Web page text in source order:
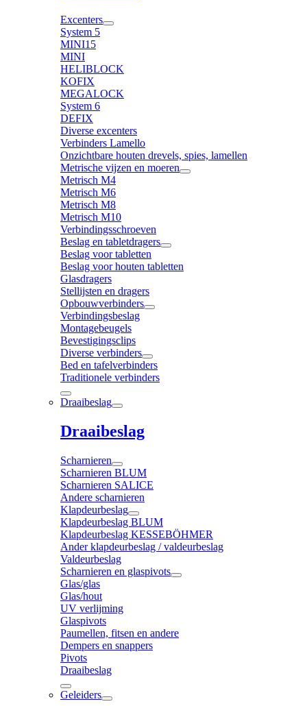
Excenters
System 5
MINI15
MINI
HELIBLOCK
KOFIX
MEGALOCK
System 6
DEFIX
Diverse excenters
Verbinders Lamello
Onzichtbare houten drevels, spies, lamellen
Metrische vijzen en moeren
Metrisch M4
Metrisch M6
Metrisch M8
Metrisch M10
Verbindingsschroeven
Beslag en tabletdragers
Beslag voor tabletten
Beslag voor houten tabletten
Glasdragers
Stellijsten en dragers
Opbouwverbinders
Verbindingsbeslag
Montagebeugels
Bevestigingsclips
Diverse verbinders
Bed en tafelverbinders
Traditionele verbinders
Draaibeslag
Draaibeslag
Scharnieren
Scharnieren BLUM
Scharnieren SALICE
Andere scharnieren
Klapdeurbeslag
Klapdeurbeslag BLUM
Klapdeurbeslag KESSEBÖHMER
Ander klapdeurbeslag / valdeurbeslag
Valdeurbeslag
Scharnieren en glaspivots
Glas/glas
Glas/hout
UV verlijming
Glaspivots
Paumellen, fitsen en andere
Dempers en snappers
Pivots
Draaibeslag
Geleiders